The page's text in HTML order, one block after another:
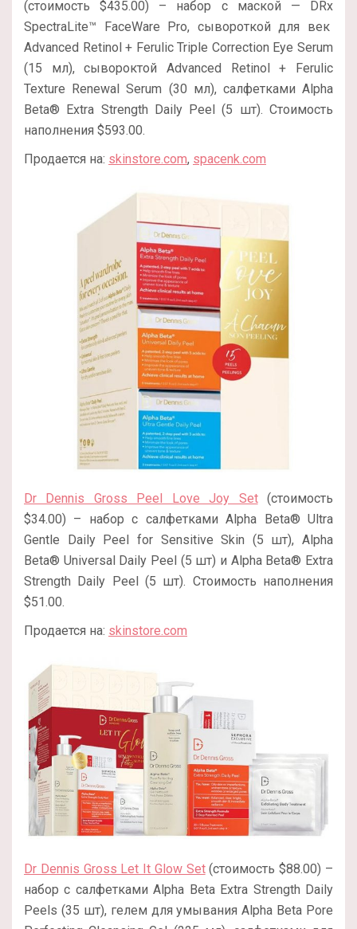
(стоимость $435.00) – набор с маской — DRx
SpectraLite™ FaceWare Pro, сывороткой для век
Advanced Retinol + Ferulic Triple Correction Eye Serum
(15 мл), сывороктой Advanced Retinol + Ferulic
Texture Renewal Serum (30 мл), салфетками Alpha
Beta® Extra Strength Daily Peel (5 шт). Стоимость
наполнения $593.00.
Продается на: skinstore.com, spacenk.com
Dr Dennis Gross Peel Love Joy Set(стоимость
$34.00) – набор с салфетками Alpha Beta® Ultra
Gentle Daily Peel for Sensitive Skin (5 шт), Alpha
Beta® Universal Daily Peel (5 шт) и Alpha Beta® Extra
Strength Daily Peel (5 шт). Стоимость наполнения
$51.00.
Продается на: skinstore.com
Dr Dennis Gross Let It Glow Set(стоимость $88.00) –
набор с салфетками Alpha Beta Extra Strength Daily
Peels (35 шт), гелем для умывания Alpha Beta Pore